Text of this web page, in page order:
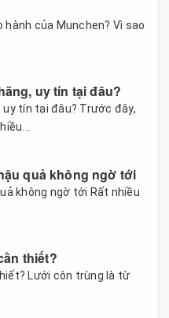
hành của Munchen? Vì sao
uy tín tại đâu?
uy tín tại đâu? Trước đây,
quả không ngờ tới
không ngờ tới Rất nhiều
thiết?
Lưới côn trùng là từ